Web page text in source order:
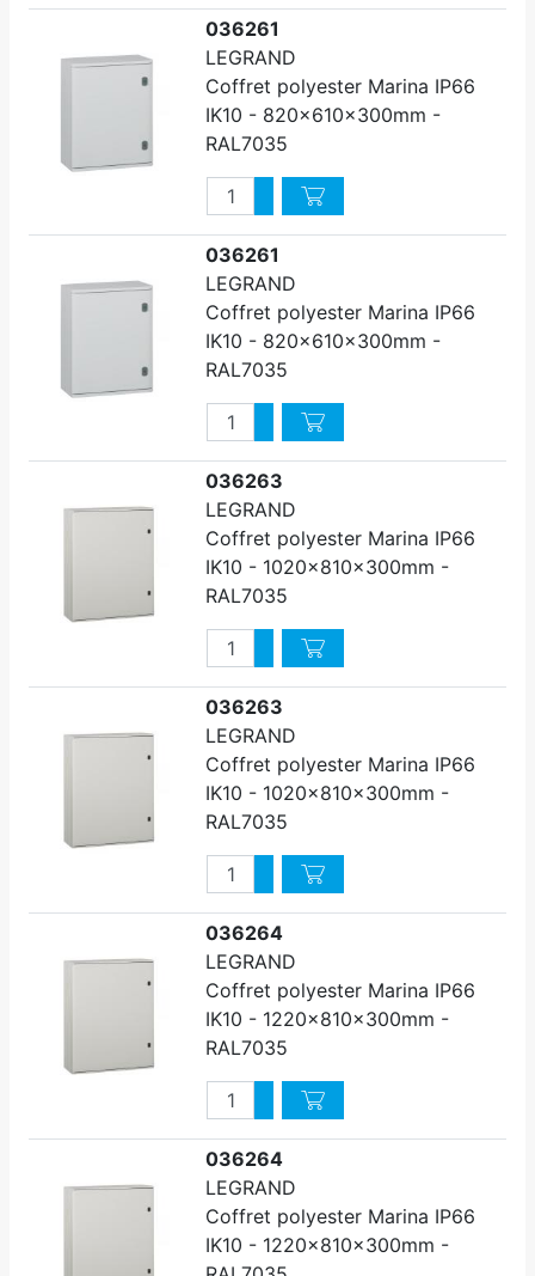
036261
LEGRAND
Coffret polyester Marina IP66
IK10 - 820x610x300mm -
RAL7035
QuantitéAugmenter quantité
Diminuer quantité
036261
LEGRAND
Coffret polyester Marina IP66
IK10 - 820x610x300mm -
RAL7035
QuantitéAugmenter quantité
Diminuer quantité
036263
LEGRAND
Coffret polyester Marina IP66
IK10 - 1020x810x300mm -
RAL7035
QuantitéAugmenter quantité
Diminuer quantité
036263
LEGRAND
Coffret polyester Marina IP66
IK10 - 1020x810x300mm -
RAL7035
QuantitéAugmenter quantité
Diminuer quantité
036264
LEGRAND
Coffret polyester Marina IP66
IK10 - 1220x810x300mm -
RAL7035
QuantitéAugmenter quantité
Diminuer quantité
036264
LEGRAND
Coffret polyester Marina IP66
IK10 - 1220x810x300mm -